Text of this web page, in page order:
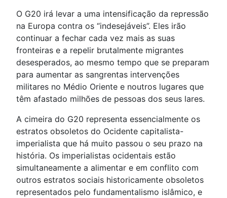
O G20 irá levar a uma intensificação da repressão
na Europa contra os “indesejáveis”. Eles irão
continuar a fechar cada vez mais as suas
fronteiras e a repelir brutalmente migrantes
desesperados, ao mesmo tempo que se preparam
para aumentar as sangrentas intervenções
militares no Médio Oriente e noutros lugares que
têm afastado milhões de pessoas dos seus lares.
A cimeira do G20 representa essencialmente os
estratos obsoletos do Ocidente capitalista-
imperialista que há muito passou o seu prazo na
história. Os imperialistas ocidentais estão
simultaneamente a alimentar e em conflito com
outros estratos sociais historicamente obsoletos
representados pelo fundamentalismo islâmico, e